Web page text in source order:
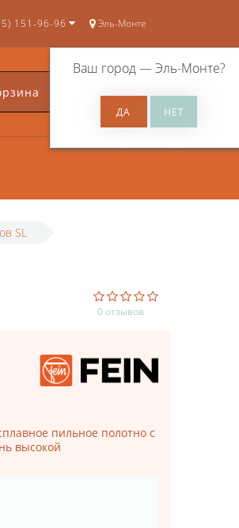
Эль-Монте
Ваш город —Эль-Монте?
151-96-96
0
SL
0 отзывов
пильное полотно с
высокой